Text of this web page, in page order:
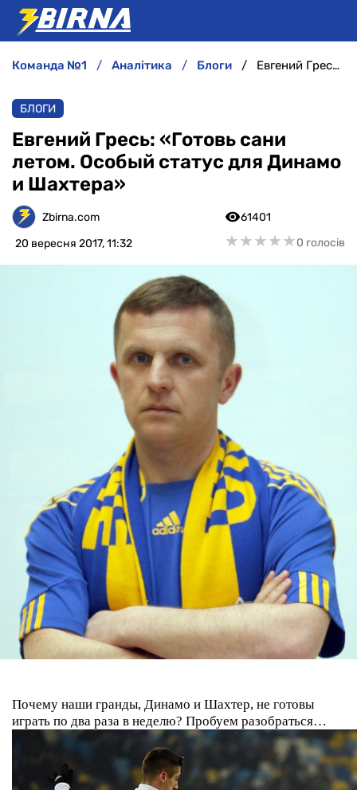
АНАЛІТИКА
ІНТЕРВ'Ю
РІЗНЕ
БУКМЕКЕРИ
команда №1 аналітика блоги Евгений Гресь: «Готовь сани летом. Особый статус для Динамо и Шахтера»
БЛОГИ
Евгений Гресь: «Готовь сани
летом. Особый статус для Динамо
и Шахтера»
Zbirna.com
20 вересня 2017, 11:32
61401
★★★★★
★★★★★0 голосів
Почему наши гранды, Динамо и Шахтер, не готовы
играть по два раза в неделю? Пробуем разобраться…